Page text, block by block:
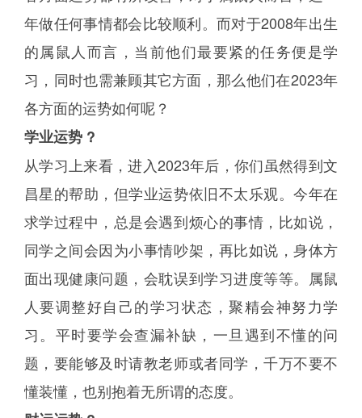
年做任何事情都会比较顺利。而对于2008年出生
的属鼠人而言，当前他们最要紧的任务便是学
习，同时也需兼顾其它方面，那么他们在2023年
各方面的运势如何呢？
学业运势 ?
从学习上来看，进入2023年后，你们虽然得到文
昌星的帮助，但学业运势依旧不太乐观。今年在
求学过程中，总是会遇到烦心的事情，比如说，
同学之间会因为小事情吵架，再比如说，身体方
面出现健康问题，会耽误到学习进度等等。属鼠
人要调整好自己的学习状态，聚精会神努力学
习。平时要学会查漏补缺，一旦遇到不懂的问
题，要能够及时请教老师或者同学，千万不要不
懂装懂，也别抱着无所谓的态度。